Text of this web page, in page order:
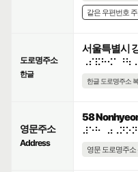
같은 우편번호
도로명주소
한글
서울특별시
한글 도로명주소
영문주소
Address
58
영문 도로명주소